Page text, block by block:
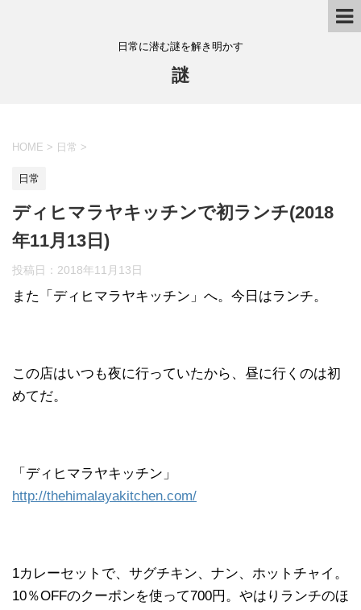
日常に潜む謎を解き明かす
謎
HOME > 日常 >
日常
ディヒマラヤキッチンで初ランチ(2018
年11月13日)
投稿日： 2018年11月13日
また「ディヒマラヤキッチン」へ。今日はランチ。
この店はいつも夜に行っていたから、昼に行くのは初
めてだ。
「ディヒマラヤキッチン」
http://thehimalayakitchen.com/
1カレーセットで、サグチキン、ナン、ホットチャイ。
10％OFFのクーポンを使って700円。やはりランチのほ